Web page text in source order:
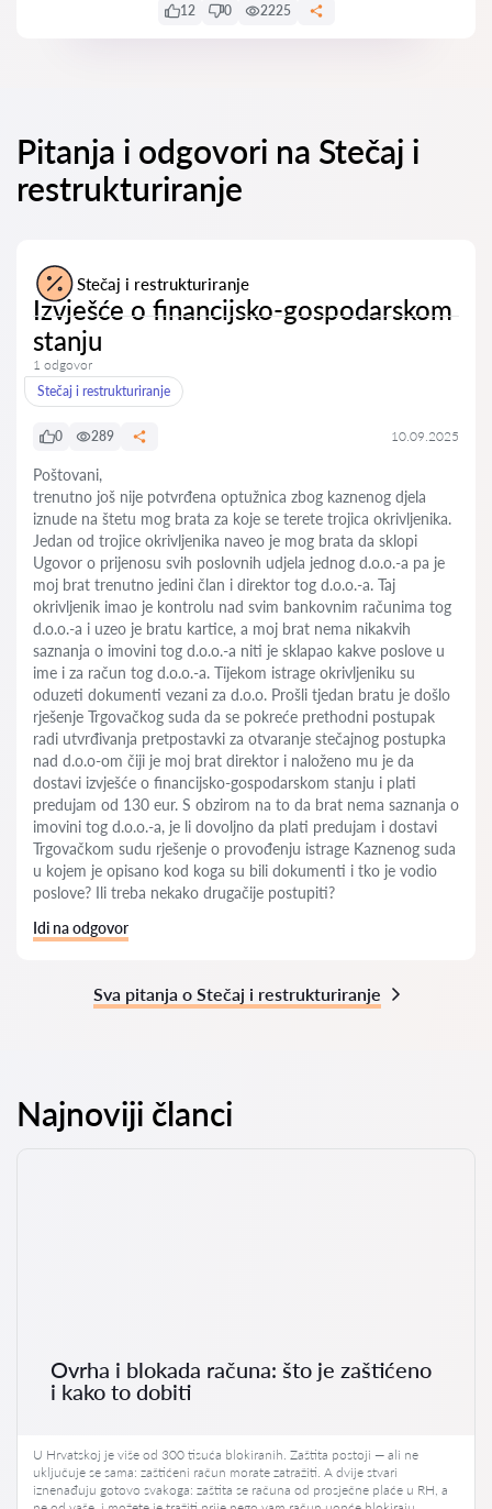
12 0 2225
Pitanja i odgovori na Stečaj i
restrukturiranje
Stečaj i restrukturiranje
Izvješće o financijsko-gospodarskom
stanju
1 odgovor
Stečaj i restrukturiranje
0 289 10.09.2025
Poštovani,
trenutno još nije potvrđena optužnica zbog kaznenog djela
iznude na štetu mog brata za koje se terete trojica okrivljenika.
Jedan od trojice okrivljenika naveo je mog brata da sklopi
Ugovor o prijenosu svih poslovnih udjela jednog d.o.o.-a pa je
moj brat trenutno jedini član i direktor tog d.o.o.-a. Taj
okrivljenik imao je kontrolu nad svim bankovnim računima tog
d.o.o.-a i uzeo je bratu kartice, a moj brat nema nikakvih
saznanja o imovini tog d.o.o.-a niti je sklapao kakve poslove u
ime i za račun tog d.o.o.-a. Tijekom istrage okrivljeniku su
oduzeti dokumenti vezani za d.o.o. Prošli tjedan bratu je došlo
rješenje Trgovačkog suda da se pokreće prethodni postupak
radi utvrđivanja pretpostavki za otvaranje stečajnog postupka
nad d.o.o-om čiji je moj brat direktor i naloženo mu je da
dostavi izvješće o financijsko-gospodarskom stanju i plati
predujam od 130 eur. S obzirom na to da brat nema saznanja o
imovini tog d.o.o.-a, je li dovoljno da plati predujam i dostavi
Trgovačkom sudu rješenje o provođenju istrage Kaznenog suda
u kojem je opisano kod koga su bili dokumenti i tko je vodio
poslove? Ili treba nekako drugačije postupiti?
Idi na odgovor
Sva pitanja o Stečaj i restrukturiranje
Najnoviji članci
Ovrha i blokada računa: što je zaštićeno
i kako to dobiti
U Hrvatskoj je više od 300 tisuća blokiranih. Zaštita postoji — ali ne
uključuje se sama: zaštićeni račun morate zatražiti. A dvije stvari
iznenađuju gotovo svakoga: zaštita se računa od prosječne plaće u RH, a